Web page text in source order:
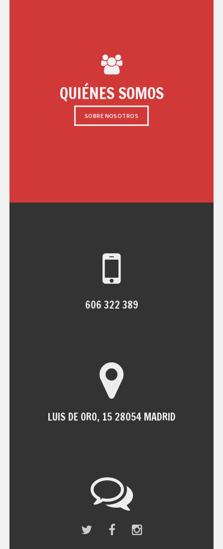
QUIÉNES SOMOS
SOBRE NOSOTROS
606 322 389
LUIS DE ORO, 15 28054 MADRID